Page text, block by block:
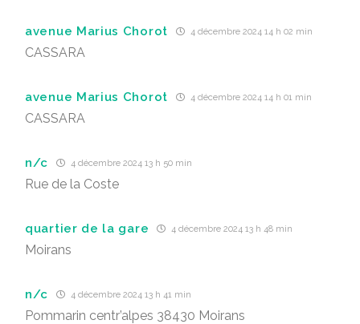
avenue Marius Chorot 4 décembre 2024 14 h 02 min
CASSARA
avenue Marius Chorot 4 décembre 2024 14 h 01 min
CASSARA
n/c 4 décembre 2024 13 h 50 min
Rue de la Coste
quartier de la gare 4 décembre 2024 13 h 48 min
Moirans
n/c 4 décembre 2024 13 h 41 min
Pommarin centr’alpes 38430 Moirans